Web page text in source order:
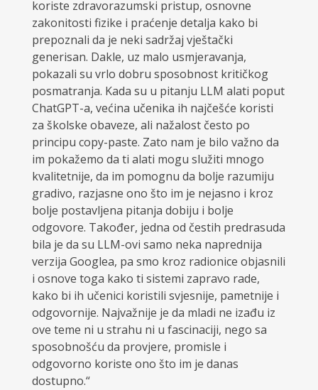
koriste zdravorazumski pristup, osnovne
zakonitosti fizike i praćenje detalja kako bi
prepoznali da je neki sadržaj vještački
generisan. Dakle, uz malo usmjeravanja,
pokazali su vrlo dobru sposobnost kritičkog
posmatranja. Kada su u pitanju LLM alati poput
ChatGPT-a, većina učenika ih najčešće koristi
za školske obaveze, ali nažalost često po
principu copy-paste. Zato nam je bilo važno da
im pokažemo da ti alati mogu služiti mnogo
kvalitetnije, da im pomognu da bolje razumiju
gradivo, razjasne ono što im je nejasno i kroz
bolje postavljena pitanja dobiju i bolje
odgovore. Također, jedna od čestih predrasuda
bila je da su LLM-ovi samo neka naprednija
verzija Googlea, pa smo kroz radionice objasnili
i osnove toga kako ti sistemi zapravo rade,
kako bi ih učenici koristili svjesnije, pametnije i
odgovornije. Najvažnije je da mladi ne izađu iz
ove teme ni u strahu ni u fascinaciji, nego sa
sposobnošću da provjere, promisle i
odgovorno koriste ono što im je danas
dostupno.“